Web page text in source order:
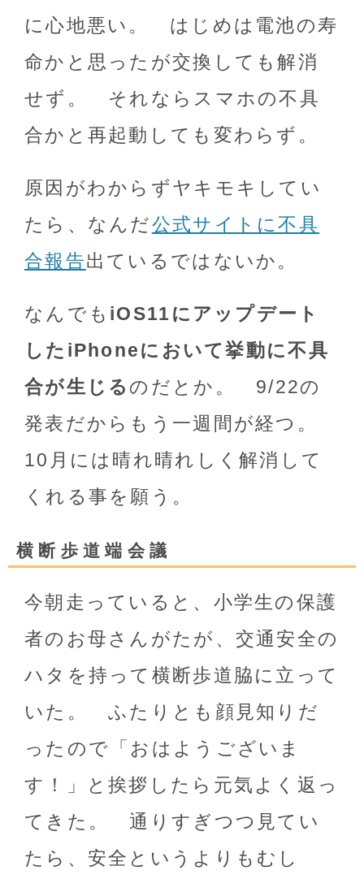
に心地悪い。 はじめは電池の寿
命かと思ったが交換しても解消
せず。 それならスマホの不具
合かと再起動しても変わらず。
原因がわからずヤキモキしてい
たら、なんだ公式サイトに不具
合報告出ているではないか。
なんでも iOS11にアップデート
したiPhoneにおいて挙動に不具
合が生じる のだとか。 9/22の
発表だからもう一週間が経つ。
10月には晴れ晴れしく解消して
くれる事を願う。
横断歩道端会議
今朝走っていると、小学生の保護
者のお母さんがたが、交通安全の
ハタを持って横断歩道脇に立って
いた。 ふたりとも顔見知りだ
ったので「おはようございま
す！」と挨拶したら元気よく返っ
てきた。 通りすぎつつ見てい
たら、安全というよりもむし